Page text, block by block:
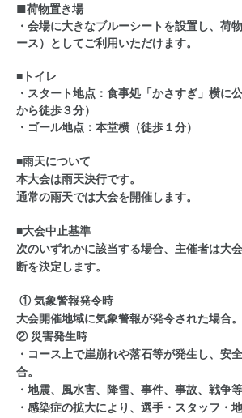
■荷物置き場
・会場に大きなブルーシートを設置し、荷
ース）としてご利用いただけます。
■トイレ
・スタート地点：食事処「かさすぎ」横に
から徒歩３分）
・ゴール地点：本堂横（徒歩１分）
■雨天について
本大会は雨天決行です。
通常の雨天では大会を開催します。
■大会中止基準
次のいずれかに該当する場合、主催者は大
断を決定します。
① 気象警報発令時
大会開催地域に気象警報が発令された場合。
② 災害発生時
・コース上で崖崩れや落石等が発生し、安
合。
・地震、風水害、降雪、事件、事故、戦争
・感染症の拡大により、選手・スタッフ・